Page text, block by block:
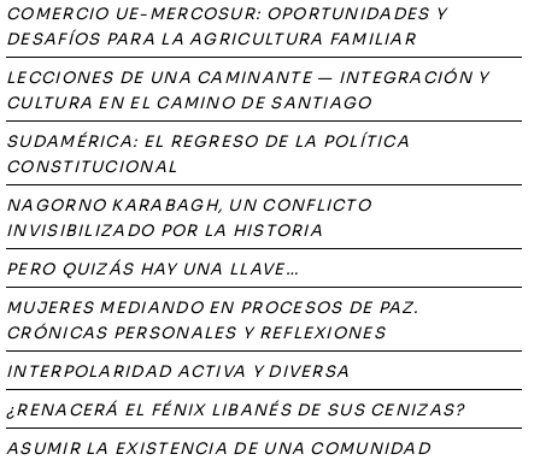
COMERCIO UE-MERCOSUR: OPORTUNIDADES Y
DESAFÍOS PARA LA AGRICULTURA FAMILIAR
LECCIONES DE UNA CAMINANTE — INTEGRACIÓN Y
CULTURA EN EL CAMINO DE SANTIAGO
SUDAMÉRICA: EL REGRESO DE LA POLÍTICA
CONSTITUCIONAL
NAGORNO KARABAGH, UN CONFLICTO
INVISIBILIZADO POR LA HISTORIA
PERO QUIZÁS HAY UNA LLAVE…
MUJERES MEDIANDO EN PROCESOS DE PAZ.
CRÓNICAS PERSONALES Y REFLEXIONES
INTERPOLARIDAD ACTIVA Y DIVERSA
¿RENACERÁ EL FÉNIX LIBANÉS DE SUS CENIZAS?
ASUMIR LA EXISTENCIA DE UNA COMUNIDAD